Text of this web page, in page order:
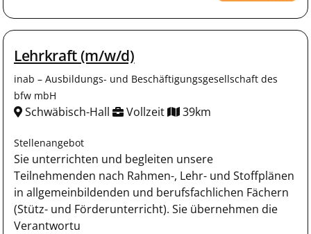
Lehrkraft (m/w/d)
inab – Ausbildungs- und Beschäftigungsgesellschaft des
bfw mbH
Schwäbisch-Hall Vollzeit 39km
Stellenangebot
Sie unterrichten und begleiten unsere
Teilnehmenden nach Rahmen-, Lehr- und Stoffplänen
in allgemeinbildenden und berufsfachlichen Fächern
(Stütz- und Förderunterricht). Sie übernehmen die
Verantwortu